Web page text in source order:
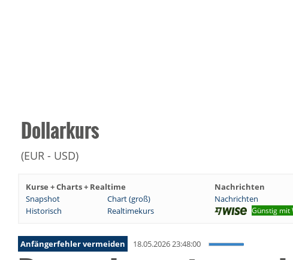
Dollarkurs
(EUR - USD)
Kurse + Charts + Realtime Nachrichten
Snapshot
Chart (groß) Nachrichten
Historisch
Realtimekurs Günstig mit
Anfängerfehler vermeiden 18.05.2026 23:48:00